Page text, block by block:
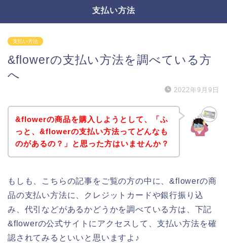
支払い方法
支払い方法
&flowerの支払い方法を調べている方
へ
2022年9月9日
&flowerの商品を購入しようとして、「ふ
っと、&flowerの支払い方法ってどんなも
のがあるの？」と思った方はいませんか？
もしも、こちらの記事をご覧の方の中に、&flowerの商
品の支払い方法に、クレジットカードや銀行振り込
み、代引などがあるかどうかを調べている方は、下記
&flowerの公式サイトにアクセスして、支払い方法を確
認されてみるといいと思いますよ♪